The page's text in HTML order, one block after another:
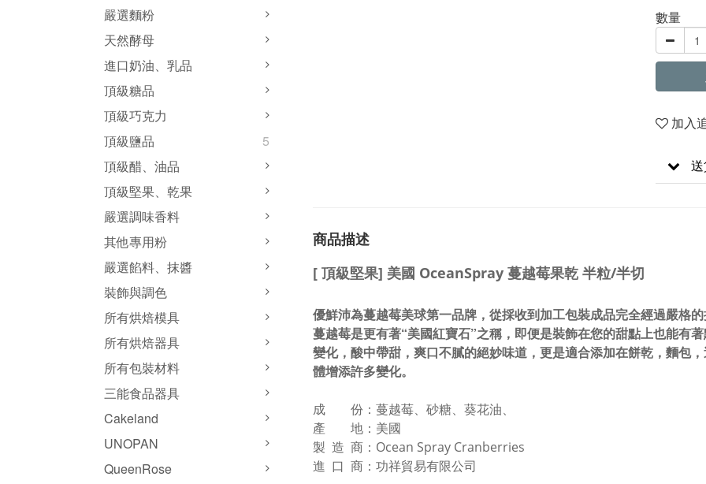
嚴選麵粉
天然酵母
進口奶油、乳品
頂級糖品
頂級巧克力
頂級鹽品
5
頂級醋、油品
頂級堅果、乾果
嚴選調味香料
其他專用粉
嚴選餡料、抹醬
裝飾與調色
所有烘焙模具
所有烘焙器具
所有包裝材料
三能食品器具
Cakeland
UNOPAN
QueenRose
數量
加入
商品描述
[ 頂級堅果] 美國 OceanSpray 蔓越莓果乾 半粒/半切
優鮮沛為蔓越莓美球第一品牌，從採收到加工包裝成品完全經過嚴格的
蔓越莓是更有著“美國紅寶石”之稱，即便是裝飾在您的甜點上也能有
變化，酸中帶甜，爽口不膩的絕妙味道，更是適合添加在餅乾，麵包
體增添許多變化。
成 份：蔓越莓、砂糖、葵花油、
產 地：美國
製 造 商：Ocean Spray Cranberries
進 口 商：功祥貿易有限公司